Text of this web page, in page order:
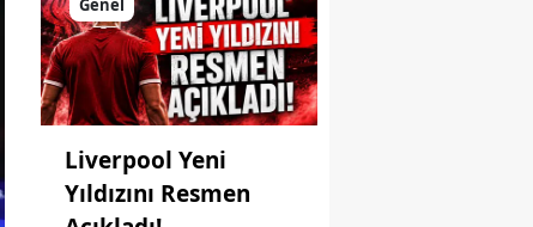
Genel
Liverpool Yeni
Yıldızını Resmen